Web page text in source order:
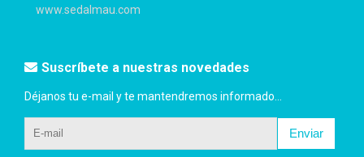
www.sedalmau.com
Suscríbete a nuestras novedades
Déjanos tu e-mail y te mantendremos informado...
Enviar